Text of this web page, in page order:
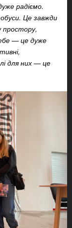
радіємо.
Це завжди
простору,
— це дуже
для них — це